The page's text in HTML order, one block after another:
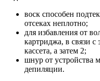
воск способен
отсеках неплотно;
для избавления от
картриджа, в связи с
кассета, а затем 2;
шнур от устройства
депиляции.